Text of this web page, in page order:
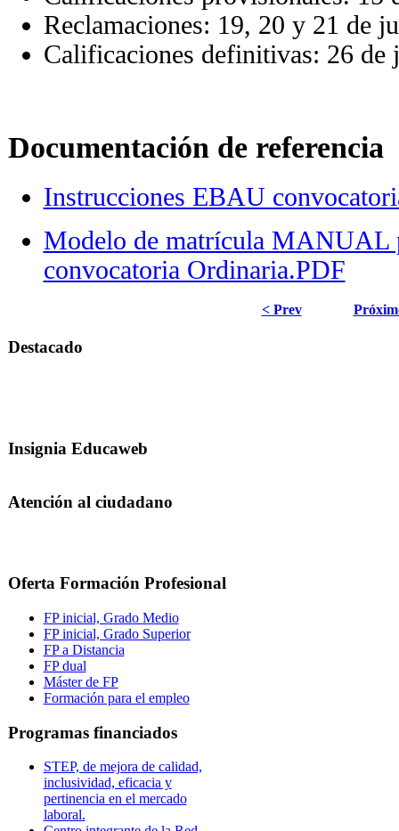
Reclamaciones: 19, 20 y 21 de
Calificaciones definitivas: 26 de
Documentación de referencia
Instrucciones EBAU
Modelo de matrícula MANUAL
convocatoria Ordinaria.PDF
< Prev
Destacado
Insignia Educaweb
Atención al ciudadano
Oferta Formación Profesional
FP inicial, Grado Medio
FP inicial, Grado Superior
FP a Distancia
FP dual
Máster de FP
Formación para el empleo
Programas financiados
STEP, de mejora de calidad,
inclusividad, eficacia y
pertinencia en el mercado
laboral.